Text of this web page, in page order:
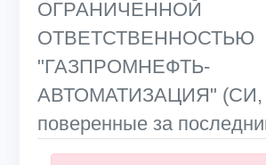
ОГРАНИЧЕННОЙ
ОТВЕТСТВЕННОСТЬЮ
"ГАЗПРОМНЕФТЬ-
АВТОМАТИЗАЦИЯ" (СИ,
поверенные за